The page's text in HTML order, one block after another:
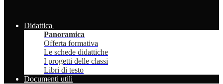
Didattica
Panoramica
Offerta formativa
Le schede didattiche
I progetti delle classi
Libri di testo
Documenti utili